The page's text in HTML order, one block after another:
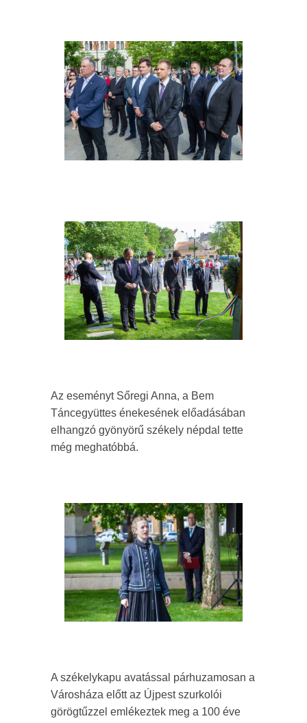
Az eseményt Sőregi Anna, a Bem
Táncegyüttes énekesének előadásában
elhangzó gyönyörű székely népdal tette
még meghatóbbá.
A székelykapu avatással párhuzamosan a
Városháza előtt az Újpest szurkolói
görögtűzzel emlékeztek meg a 100 éve